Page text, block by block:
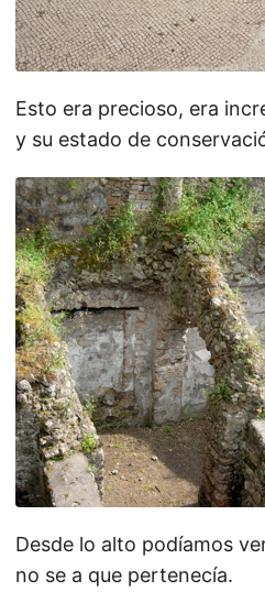
Esto era precioso, era
y su estado de
Desde lo alto podíamos
no se a que pertenecía.